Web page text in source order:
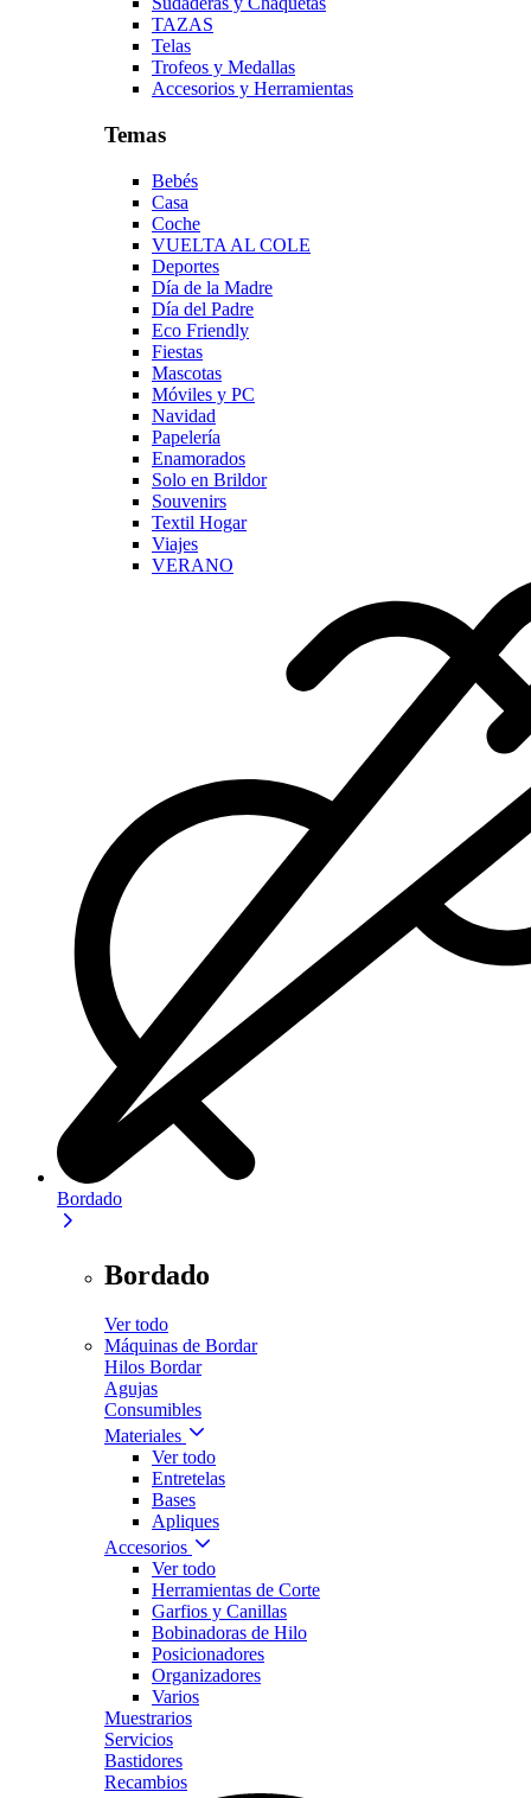
TAZAS
Telas
Trofeos y Medallas
Accesorios y Herramientas
Temas
Bebés
Casa
Coche
VUELTA AL COLE
Deportes
Día de la Madre
Día del Padre
Eco Friendly
Fiestas
Mascotas
Móviles y PC
Navidad
Papelería
Enamorados
Solo en Brildor
Souvenirs
Textil Hogar
Viajes
VERANO
Bordado
Bordado
Ver todo
Máquinas de Bordar
Hilos Bordar
Agujas
Consumibles
Materiales
Ver todo
Entretelas
Bases
Apliques
Accesorios
Ver todo
Herramientas de Corte
Garfios y Canillas
Bobinadoras de Hilo
Posicionadores
Organizadores
Varios
Muestrarios
Servicios
Bastidores
Recambios